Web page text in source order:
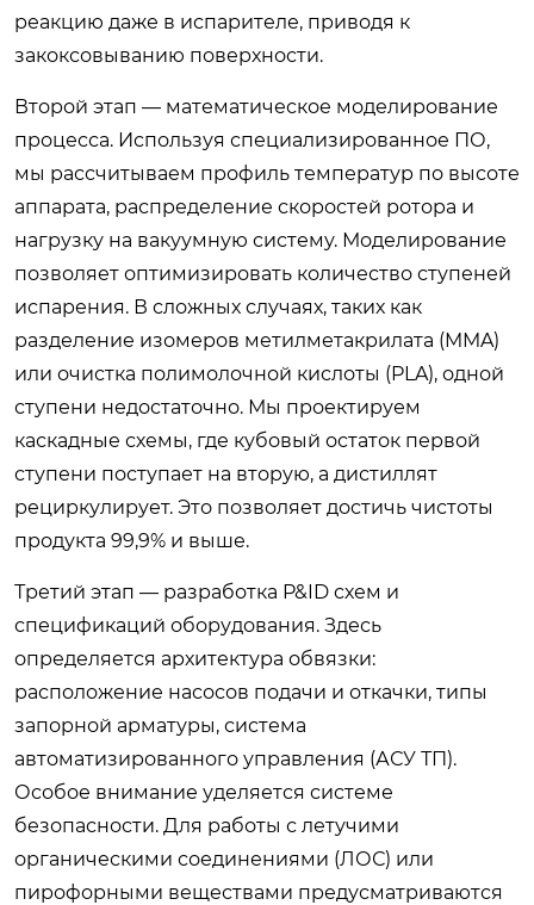
реакцию даже в испарителе, приводя к
закоксовыванию поверхности.
Второй этап — математическое моделирование
процесса. Используя специализированное ПО,
мы рассчитываем профиль температур по высоте
аппарата, распределение скоростей ротора и
нагрузку на вакуумную систему. Моделирование
позволяет оптимизировать количество ступеней
испарения. В сложных случаях, таких как
разделение изомеров метилметакрилата (MMA)
или очистка полимолочной кислоты (PLA), одной
ступени недостаточно. Мы проектируем
каскадные схемы, где кубовый остаток первой
ступени поступает на вторую, а дистиллят
рециркулирует. Это позволяет достичь чистоты
продукта 99,9% и выше.
Третий этап — разработка P&ID схем и
спецификаций оборудования. Здесь
определяется архитектура обвязки:
расположение насосов подачи и откачки, типы
запорной арматуры, система
автоматизированного управления (АСУ ТП).
Особое внимание уделяется системе
безопасности. Для работы с летучими
органическими соединениями (ЛОС) или
пирофорными веществами предусматриваются